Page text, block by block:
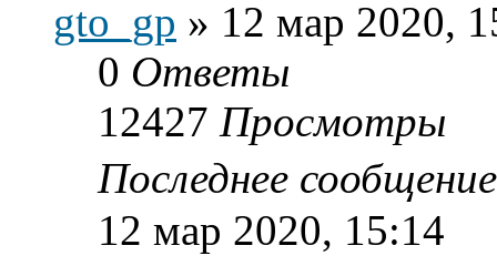
gto_gp » 12 мар 2020,
0 Ответы
12427 Просмотры
Последнее
12 мар 2020, 15:14